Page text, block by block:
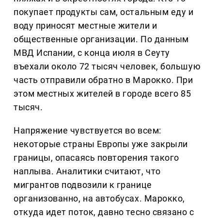
покупает продукты сам, остальным еду и
воду приносят местные жители и
общественные организации. По данным
МВД Испании, с конца июля в Сеуту
въехали около 72 тысяч человек, большую
часть отправили обратно в Марокко. При
этом местных жителей в городе всего 85
тысяч.
Напряжение чувствуется во всем:
некоторые страны Европы уже закрыли
границы, опасаясь повторения такого
наплыва. Аналитики считают, что
мигрантов подвозили к границе
организованно, на автобусах. Марокко,
откуда идет поток, давно тесно связано с